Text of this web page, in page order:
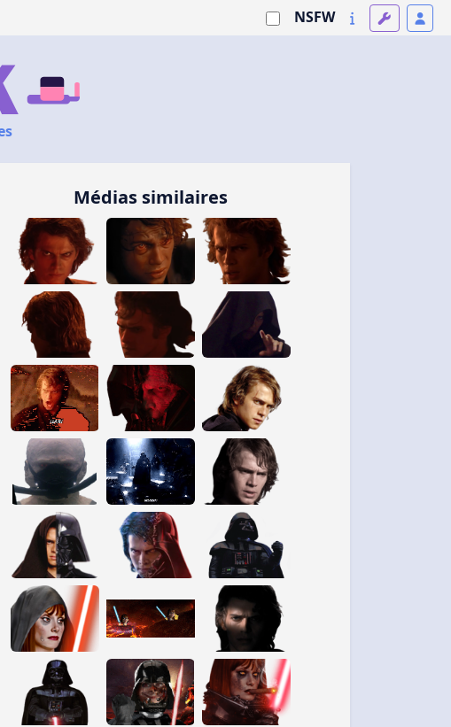
NSFW
Médias similaires